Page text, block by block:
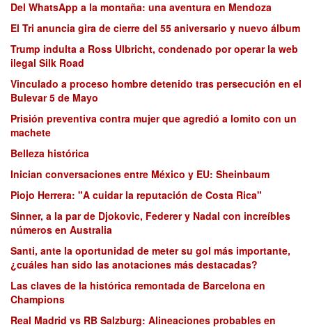
Del WhatsApp a la montaña: una aventura en Mendoza
El Tri anuncia gira de cierre del 55 aniversario y nuevo álbum
Trump indulta a Ross Ulbricht, condenado por operar la web
ilegal Silk Road
Vinculado a proceso hombre detenido tras persecución en el
Bulevar 5 de Mayo
Prisión preventiva contra mujer que agredió a lomito con un
machete
Belleza histórica
Inician conversaciones entre México y EU: Sheinbaum
Piojo Herrera: "A cuidar la reputación de Costa Rica"
Sinner, a la par de Djokovic, Federer y Nadal con increíbles
números en Australia
Santi, ante la oportunidad de meter su gol más importante,
¿cuáles han sido las anotaciones más destacadas?
Las claves de la histórica remontada de Barcelona en
Champions
Real Madrid vs RB Salzburg: Alineaciones probables en